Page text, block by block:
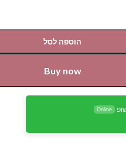
הוספה לסל
Buy now
Online